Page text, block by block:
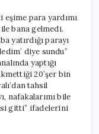
eşime para yardımı
bana gelmedi.
yatırdığı parayı
diye sundu”
yaptığı
20’şer bin
tahsil
nafakalarımı bile
gitti” ifadelerini